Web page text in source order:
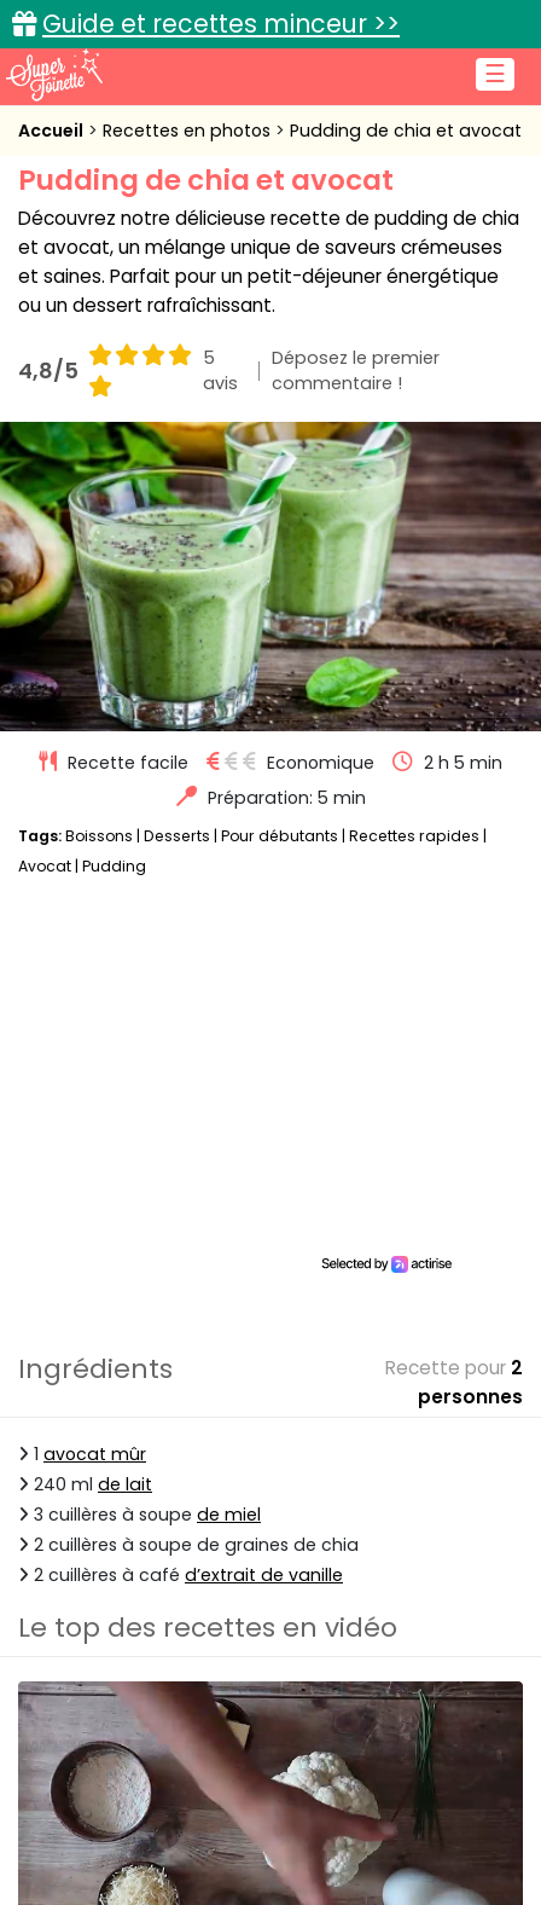
☰
Guide et recettes minceur >>
Accueil
Recettes de cuisine
Cuisine pratique
L'actu cuisine
Accueil Recettes en photos Pudding de chia et avocat
Pudding de chia et avocat
Découvrez notre délicieuse recette de pudding de chia
et avocat, un mélange unique de saveurs crémeuses
et saines. Parfait pour un petit-déjeuner énergétique
ou un dessert rafraîchissant.
4,8/5
5
avis
Déposez le premier
commentaire !
Recette facile Economique
2 h 5 min
Préparation: 5 min
Tags:Boissons Desserts Pour débutants Recettes rapides
Avocat Pudding
Ingrédients Recette pour 2
personnes
1 avocat mûr
240 ml de lait
3 cuillères à soupe de miel
2 cuillères à soupe de graines de chia
2 cuillères à café d’extrait de vanille
Le top des recettes en vidéo